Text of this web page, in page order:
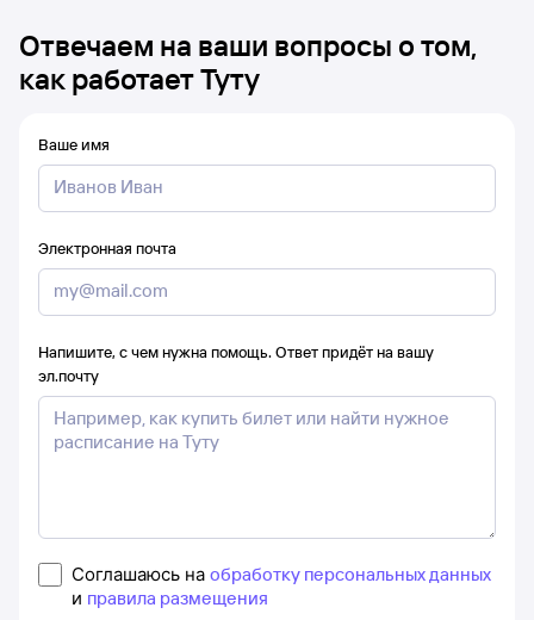
Отвечаем на ваши вопросы о том,
как работает Туту
Ваше имя
Электронная почта
Напишите, с чем нужна помощь. Ответ придёт на вашу
эл.почту
Соглашаюсь на обработку персональных данных
и правила размещения